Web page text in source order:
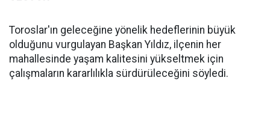
Toroslar'ın geleceğine yönelik hedeflerinin büyük
olduğunu vurgulayan Başkan Yıldız, ilçenin her
mahallesinde yaşam kalitesini yükseltmek için
çalışmaların kararlılıkla sürdürüleceğini söyledi.